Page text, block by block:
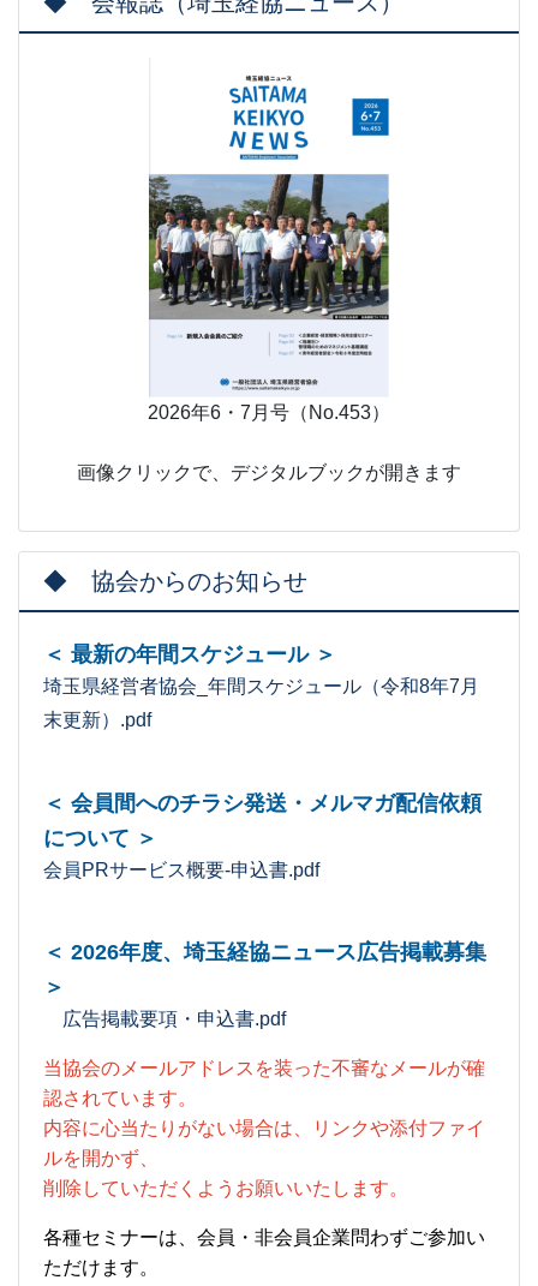
2026年6・7月号（No.453）
画像クリックで、デジタルブックが開きます
◆ 協会からのお知らせ
＜ 最新の年間スケジュール ＞
埼玉県経営者協会_年間スケジュール（令和8年7月
末更新）.pdf
＜ 会員間へのチラシ発送・メルマガ配信依頼
について ＞
会員PRサービス概要-申込書.pdf
＜ 2026年度、埼玉経協ニュース広告掲載募集
＞
広告掲載要項・申込書.pdf
当協会のメールアドレスを装った不審なメールが確
認されています。
内容に心当たりがない場合は、リンクや添付ファイ
ルを開かず、
削除していただくようお願いいたします。
各種セミナーは、会員・非会員企業問わずご参加い
ただけます。